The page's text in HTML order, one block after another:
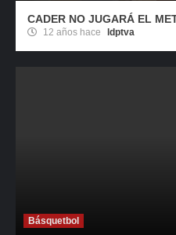
CADER NO JUGARÁ EL
12 años hace ldptva
Básquetbol